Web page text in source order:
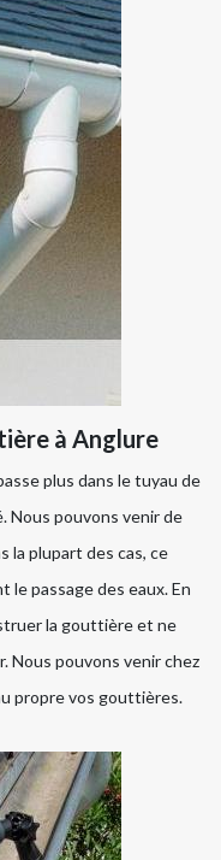
à Anglure
plus dans le tuyau de
Nous pouvons venir de
la plupart des cas, ce
passage des eaux. En
la gouttière et ne
Nous pouvons venir chez
propre vos gouttières.